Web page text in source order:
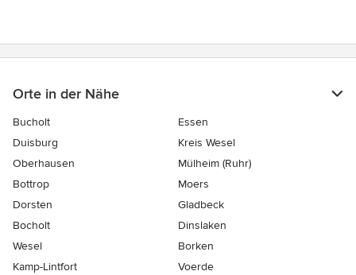
Orte in der Nähe
Bucholt
Essen
Duisburg
Kreis Wesel
Oberhausen
Mülheim (Ruhr)
Bottrop
Moers
Dorsten
Gladbeck
Bocholt
Dinslaken
Wesel
Borken
Kamp-Lintfort
Voerde